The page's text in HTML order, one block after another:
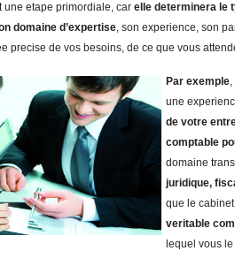
une etape primordiale, car elle determinera le
domaine d’expertise, son experience, son
precise de vos besoins, de ce que vous
Par exemple
une
de votre
comptable
domaine
juridique,
que le
veritable
lequel vous